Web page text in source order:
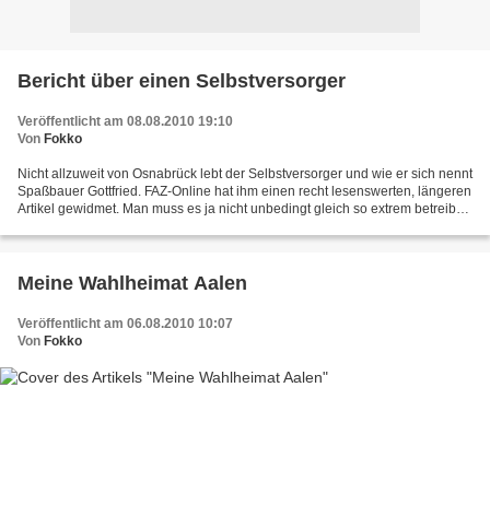
Bericht über einen Selbstversorger
Veröffentlicht am 08.08.2010 19:10
Von Fokko
Nicht allzuweit von Osnabrück lebt der Selbstversorger und wie er sich nennt
Spaßbauer Gottfried. FAZ-Online hat ihm einen recht lesenswerten, längeren
Artikel gewidmet. Man muss es ja nicht unbedingt gleich so extrem betreiben
Meine Wahlheimat Aalen
Veröffentlicht am 06.08.2010 10:07
Von Fokko